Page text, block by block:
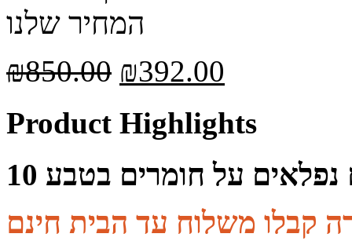
המחיר שלנו
₪850.00 ₪392.00
Product Highlights
נפלאים על חומרים בטבע
קבלו משלוח עד הבית חינם